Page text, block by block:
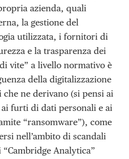
azienda, quali
la gestione del
utilizzata, i fornitori di
e la trasparenza dei
vite” a livello normativo è
della digitalizzazione
ne derivano (si pensi ai
furti di dati personali e ai
“ransomware”), come
nell’ambito di scandali
Analytica”